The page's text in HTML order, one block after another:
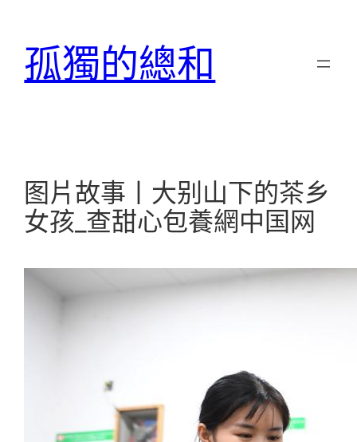
孤獨的總和
图片故事丨大别山下的茶乡
女孩_查甜心包養網中国网